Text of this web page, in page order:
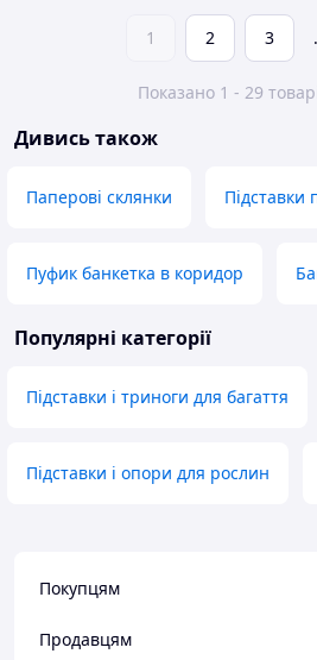
1 2 3
Показано 1 - 29
Дивись також
Паперові склянки Підставки
Пуфик банкетка в коридор
Популярні категорії
Підставки і триноги для багаття
Підставки і опори для рослин
Покупцям
Продавцям